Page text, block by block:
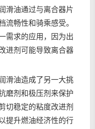
滑油通过与离合器片
流畅性和骑乘感受。
需求的应用，因为出
进剂可能导致离合器
滑油造成了另一大挑
磨剂和极压剂来保护
切稳定的粘度改进剂
提升燃油经济性的行